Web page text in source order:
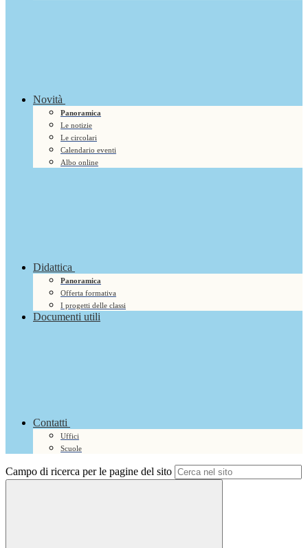
Novità
Panoramica
Le notizie
Le circolari
Calendario eventi
Albo online
Didattica
Panoramica
Offerta formativa
I progetti delle classi
Documenti utili
Contatti
Uffici
Scuole
Campo di ricerca per le pagine del sito